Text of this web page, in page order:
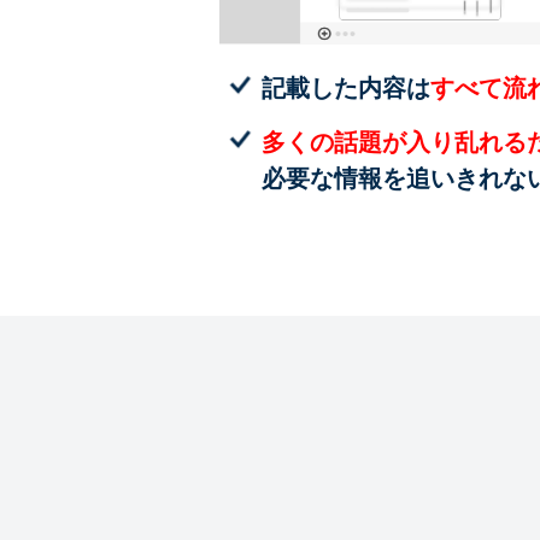
記載した内容はすべて流
多くの話題が入り乱れる
必要な情報を追いきれな